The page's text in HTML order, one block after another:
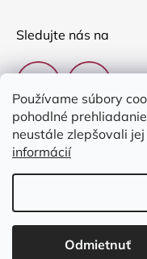
Používame súbory
pohodlné
neustále zlepšovali
informácií
Odmietnuť
Sledujte nás na
Clarina